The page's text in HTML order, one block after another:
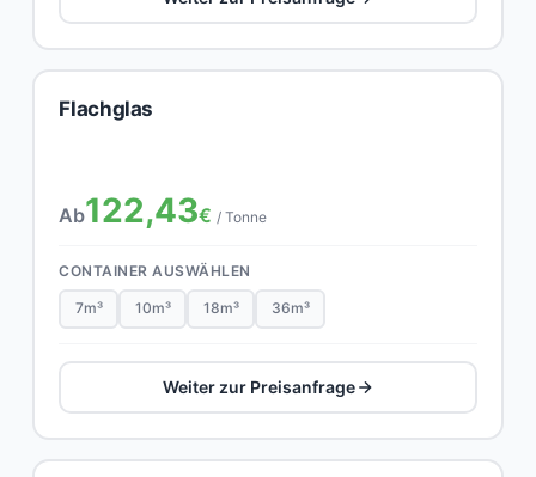
Flachglas
Ab122,43€ / Tonne
CONTAINER AUSWÄHLEN
7m³ 10m³ 18m³ 36m³
Weiter zur Preisanfrage